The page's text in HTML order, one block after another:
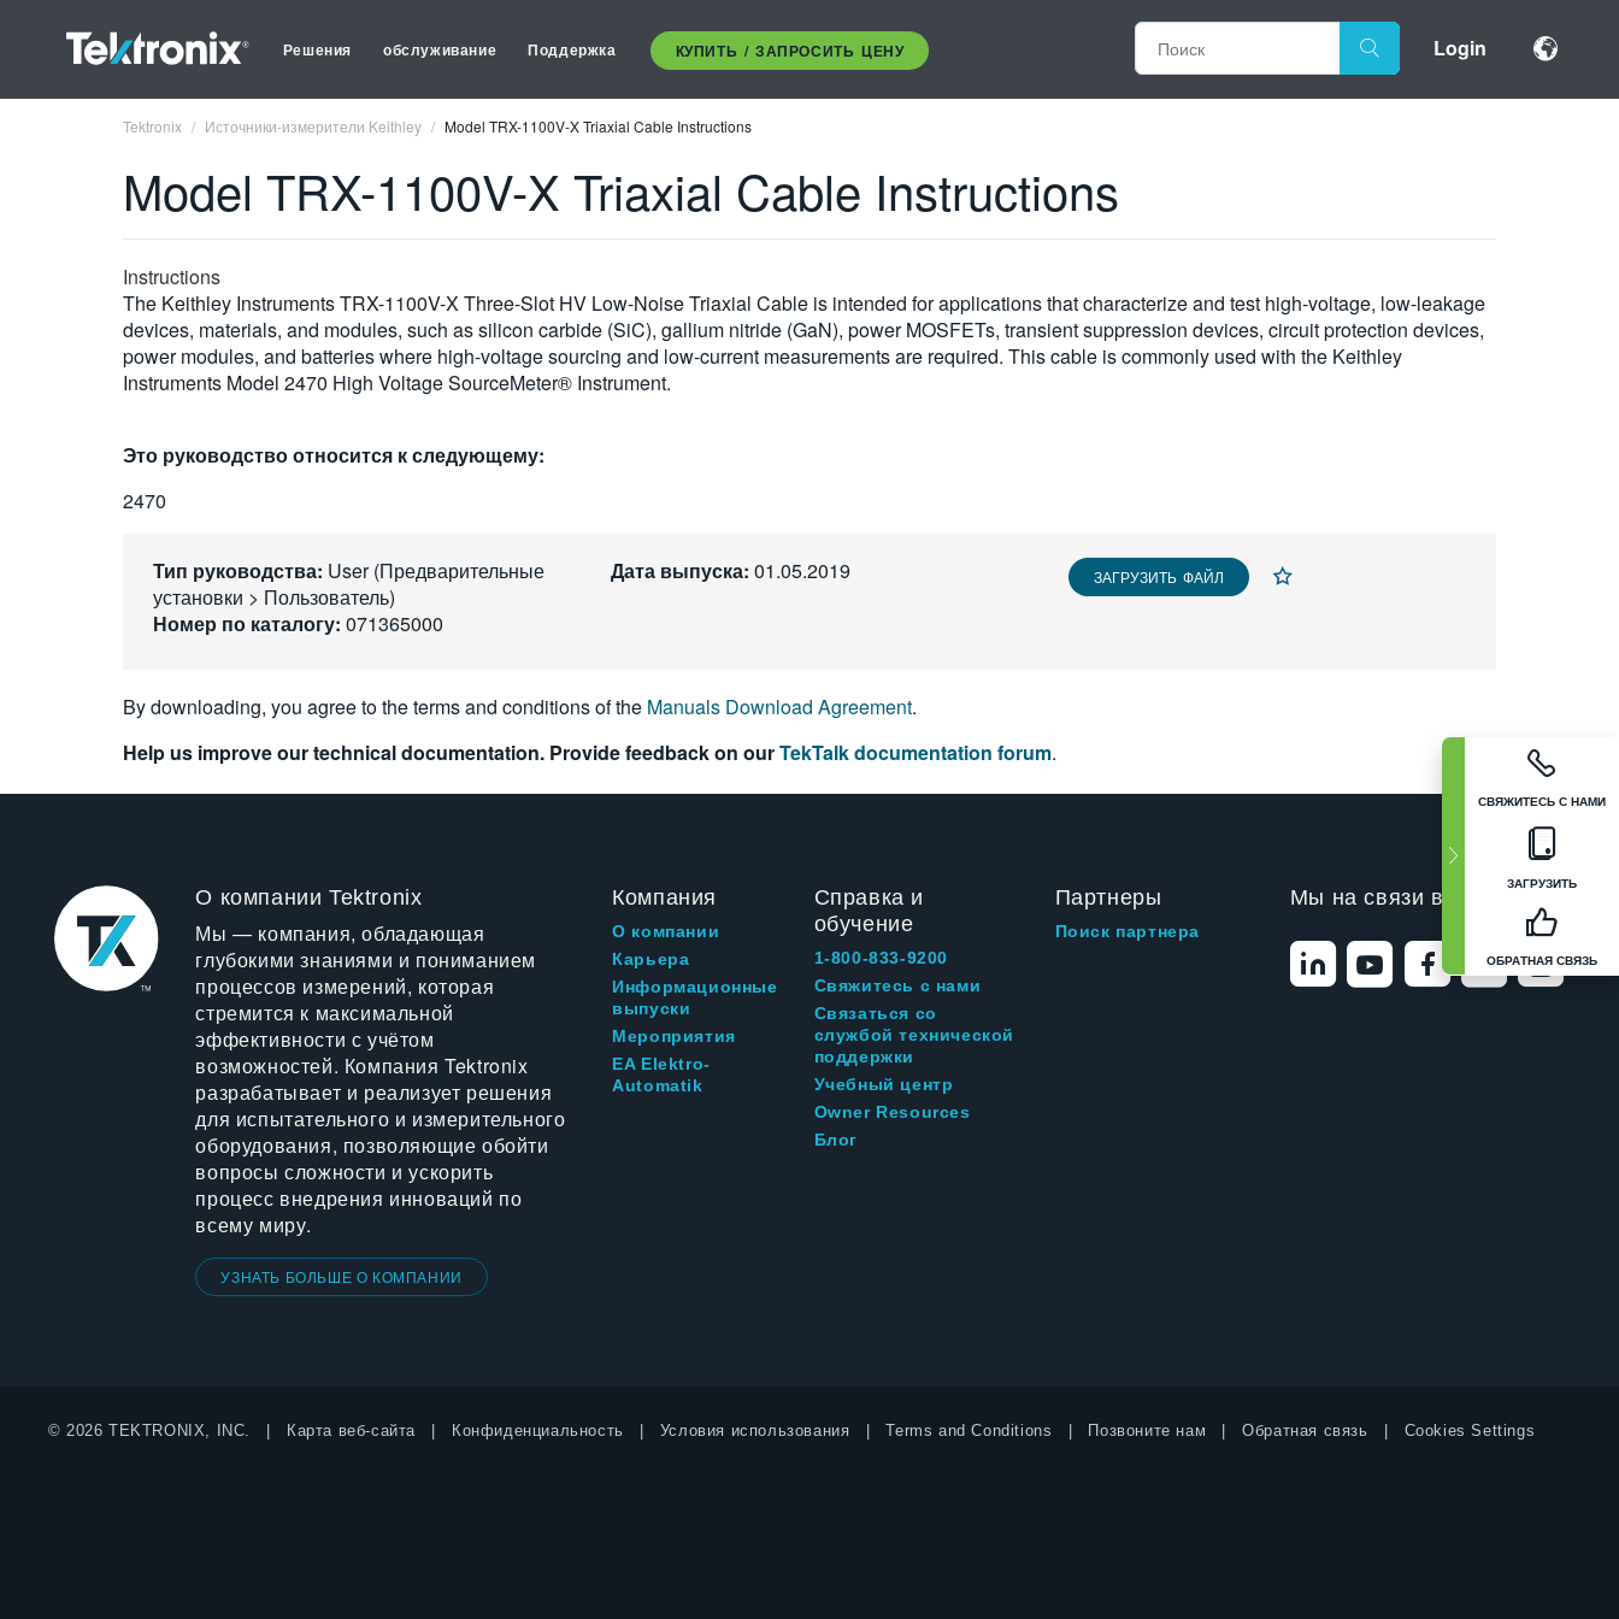
Решения обслуживание Поддержка КУПИТЬ / ЗАПРОСИТЬ ЦЕНУ Login
СВЯЖИТЕСЬ С НАМИ
ЗАГРУЗИТЬ
ОБРАТНАЯ СВЯЗЬ
Tektronix Источники-измерители Keithley Model TRX-1100V-X Triaxial Cable Instructions
Model TRX-1100V-X Triaxial Cable Instructions
Instructions
The Keithley Instruments TRX-1100V-X Three-Slot HV Low-Noise Triaxial Cable is intended for applications that characterize and test high-voltage, low-leakage
devices, materials, and modules, such as silicon carbide (SiC), gallium nitride (GaN), power MOSFETs, transient suppression devices, circuit protection devices,
power modules, and batteries where high-voltage sourcing and low-current measurements are required. This cable is commonly used with the Keithley
Instruments Model 2470 High Voltage SourceMeter® Instrument.
Это руководство относится к следующему:
2470
Тип руководства: User (Предварительные
установки > Пользователь)
Номер по каталогу: 071365000
Дата выпуска: 01.05.2019 ЗАГРУЗИТЬ ФАЙЛ
By downloading, you agree to the terms and conditions of the Manuals Download Agreement.
Help us improve our technical documentation. Provide feedback on ourTekTalk documentation forum.
О компании Tektronix
Мы — компания, обладающая
глубокими знаниями и пониманием
процессов измерений, которая
стремится к максимальной
эффективности с учётом
возможностей. Компания Tektronix
разрабатывает и реализует решения
для испытательного и измерительного
оборудования, позволяющие обойти
вопросы сложности и ускорить
процесс внедрения инноваций по
всему миру.
УЗНАТЬ БОЛЬШЕ О КОМПАНИИ
Компания
О компании
Карьера
Информационные
выпуски
Мероприятия
EA Elektro-
Automatik
Справка и
обучение
1-800-833-9200
Свяжитесь с нами
Связаться со
службой технической
поддержки
Учебный центр
Owner Resources
Блог
Партнеры
Поиск партнера
Мы на связи в
© 2026 TEKTRONIX, INC. Карта веб-сайта Конфиденциальность Условия использования Terms and Conditions Позвоните нам Обратная связь Cookies Settings